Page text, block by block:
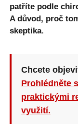
patříte podle
A důvod, proč
skeptika.
Chcete
Prohlédněte
praktickými
využití.